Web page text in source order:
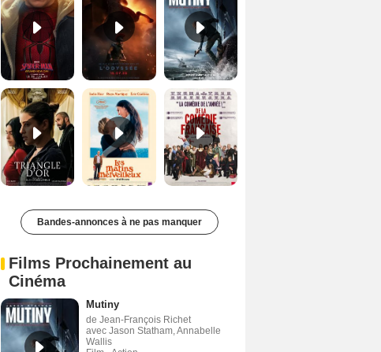
Les Matins merveilleux Bande-annonce VF De la Comédie-Française Teaser VF
Bandes-annonces à ne pas manquer
Films Prochainement au
Cinéma
Mutiny
de Jean-François Richet
avec Jason Statham, Annabelle
Wallis